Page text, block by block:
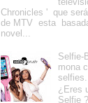
Chronicles ' que
de MTV esta
novel...
Selfie-
mona
selfies.
¿Eres
Selfie